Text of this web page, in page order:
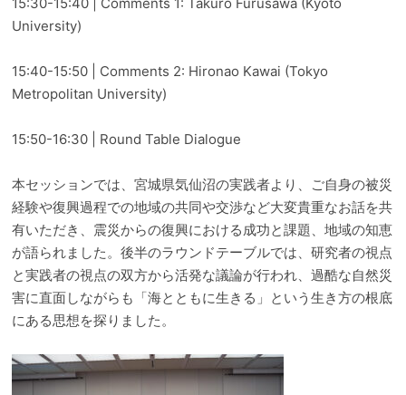
University)
15:40-15:50 | Comments 2: Hironao Kawai (Tokyo
Metropolitan University)
15:50-16:30 | Round Table Dialogue
本セッションでは、宮城県気仙沼の実践者より、ご自身の被災
経験や復興過程での地域の共同や交渉など大変貴重なお話を共
有いただき、震災からの復興における成功と課題、地域の知恵
が語られました。後半のラウンドテーブルでは、研究者の視点
と実践者の視点の双方から活発な議論が行われ、過酷な自然災
害に直面しながらも「海とともに生きる」という生き方の根底
にある思想を探りました。